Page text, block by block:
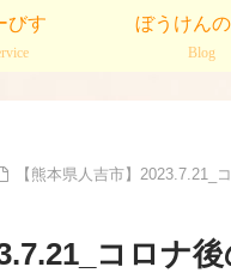
びす ぼうけん
Blog
【熊本県人吉市】2023.7.21_
コロナ